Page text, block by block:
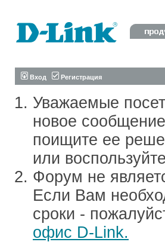
Вход Регистрация
Уважаемые
новое
поищите ее
или
Форум не
Если Вам
сроки -
офис D-Link.